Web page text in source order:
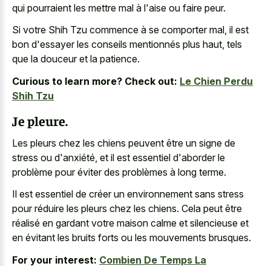
qui pourraient les mettre mal à l'aise ou faire peur.
Si votre Shih Tzu commence à se comporter mal, il est
bon d'essayer les conseils mentionnés plus haut, tels
que la douceur et la patience.
Curious to learn more? Check out: Le Chien Perdu
Shih Tzu
Je pleure.
Les pleurs chez les chiens peuvent être un signe de
stress ou d'anxiété, et il est essentiel d'aborder le
problème pour éviter des problèmes à long terme.
Il est essentiel de créer un environnement sans stress
pour réduire les pleurs chez les chiens. Cela peut être
réalisé en gardant votre maison calme et silencieuse et
en évitant les bruits forts ou les mouvements brusques.
For your interest: Combien De Temps La